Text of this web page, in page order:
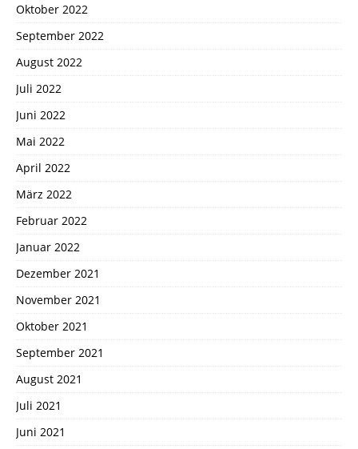
Oktober 2022
September 2022
August 2022
Juli 2022
Juni 2022
Mai 2022
April 2022
März 2022
Februar 2022
Januar 2022
Dezember 2021
November 2021
Oktober 2021
September 2021
August 2021
Juli 2021
Juni 2021